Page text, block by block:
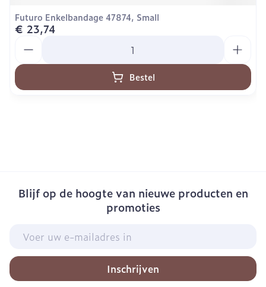
Futuro Enkelbandage 47874, Small
€ 23,74
Bestel
Blijf op de hoogte van nieuwe producten en
promoties
Inschrijven